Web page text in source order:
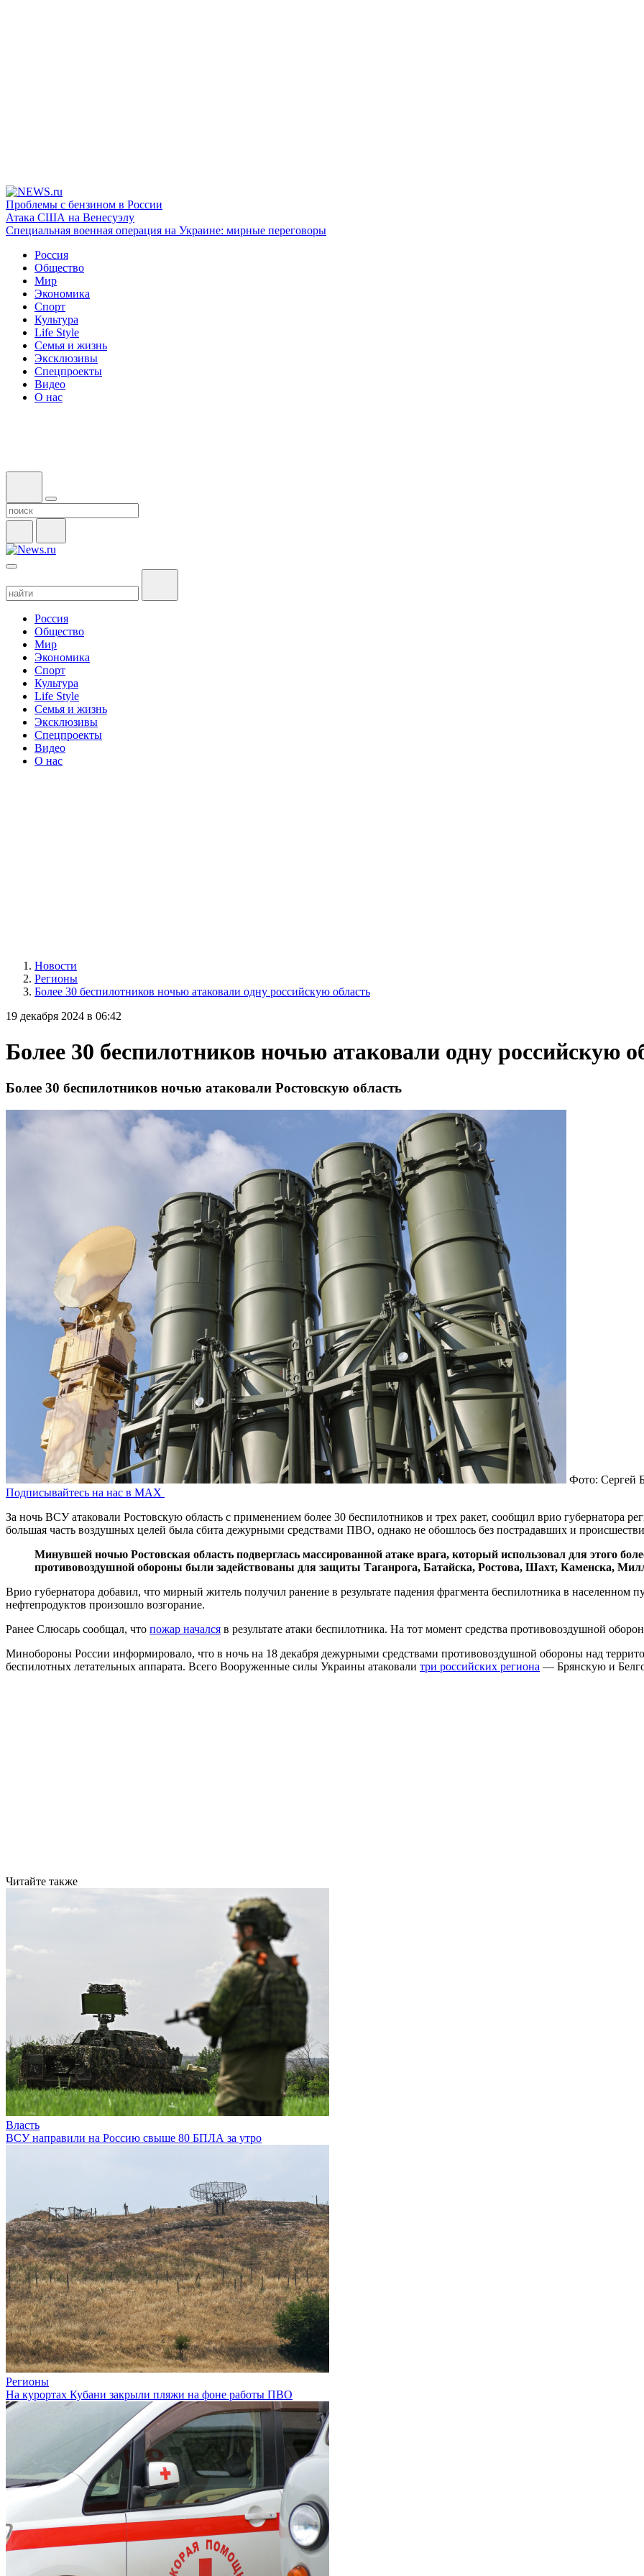
Проблемы с бензином в России
Атака США на Венесуэлу
Специальная военная операция на Украине: мирные переговоры
Россия
Общество
Мир
Экономика
Спорт
Культура
Life Style
Семья и жизнь
Эксклюзивы
Спецпроекты
Видео
О нас
Россия
Общество
Мир
Экономика
Спорт
Культура
Life Style
Семья и жизнь
Эксклюзивы
Спецпроекты
Видео
О нас
Новости
Регионы
Более 30 беспилотников ночью атаковали одну российскую область
19 декабря 2024 в 06:42
Более 30 беспилотников ночью атаковали одну российскую
Более 30 беспилотников ночью атаковали Ростовскую область
Фото: Сергей
Подписывайтесь на нас в MAX
За ночь ВСУ атаковали Ростовскую область с применением более 30 беспилотников и трех ракет, сообщил врио губернатора
большая часть воздушных целей была сбита дежурными средствами ПВО, однако не обошлось без пострадавших и
Минувшей ночью Ростовская область подверглась массированной атаке врага, который использовал для этого
противовоздушной обороны были задействованы для защиты Таганрога, Батайска, Ростова, Шахт, Каменска,
Врио губернатора добавил, что мирный житель получил ранение в результате падения фрагмента беспилотника в населенном
нефтепродуктов произошло возгорание.
Ранее Слюсарь сообщал, что пожар начался в результате атаки беспилотника. На тот момент средства противовоздушной
Минобороны России информировало, что в ночь на 18 декабря дежурными средствами противовоздушной обороны над
беспилотных летательных аппарата. Всего Вооруженные силы Украины атаковали три российских региона — Брянскую и
Читайте также
Власть
ВСУ направили на Россию свыше 80 БПЛА за утро
Регионы
На курортах Кубани закрыли пляжи на фоне работы ПВО